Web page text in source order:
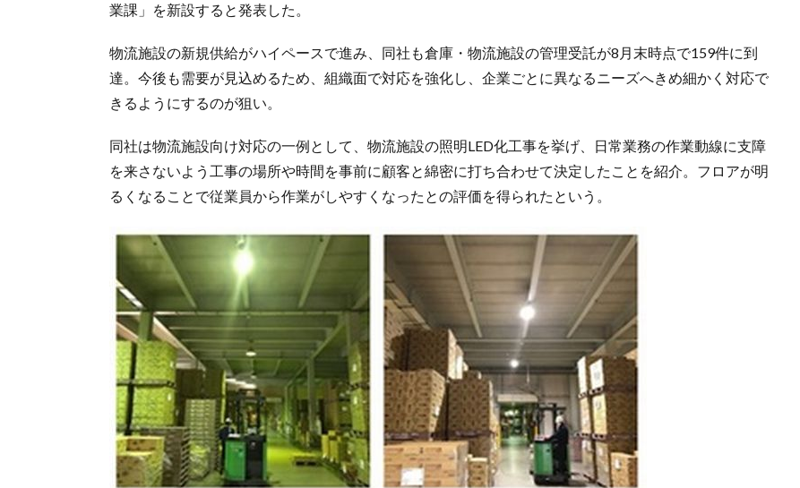
業課」を新設すると発表した。
物流施設の新規供給がハイペースで進み、同社も倉庫・物流施設の管理受託が8月末時点で159件に到
達。今後も需要が見込めるため、組織面で対応を強化し、企業ごとに異なるニーズへきめ細かく対応で
きるようにするのが狙い。
同社は物流施設向け対応の一例として、物流施設の照明LED化工事を挙げ、日常業務の作業動線に支障
を来さないよう工事の場所や時間を事前に顧客と綿密に打ち合わせて決定したことを紹介。フロアが明
るくなることで従業員から作業がしやすくなったとの評価を得られたという。